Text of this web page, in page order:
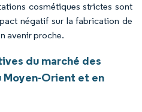
cosmétiques strictes sont
négatif sur la fabrication de
avenir proche.
du marché des
Moyen-Orient et en